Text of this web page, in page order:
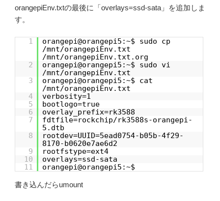
orangepiEnv.txtの最後に「overlays=ssd-sata」を追加しま
す。
1
orangepi@orangepi5:~$ sudo cp
/mnt/orangepiEnv.txt
/mnt/orangepiEnv.txt.org
2
orangepi@orangepi5:~$ sudo vi
/mnt/orangepiEnv.txt
3
orangepi@orangepi5:~$ cat
/mnt/orangepiEnv.txt
4
verbosity=1
5
bootlogo=true
6
overlay_prefix=rk3588
7
fdtfile=rockchip/rk3588s-orangepi-
5.dtb
8
rootdev=UUID=5ead0754-b05b-4f29-
8170-b0620e7ae6d2
9
rootfstype=ext4
10
overlays=ssd-sata
11
orangepi@orangepi5:~$
書き込んだらumount